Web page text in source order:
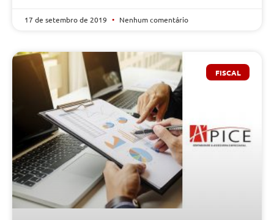
17 de setembro de 2019 Nenhum comentário
FISCAL